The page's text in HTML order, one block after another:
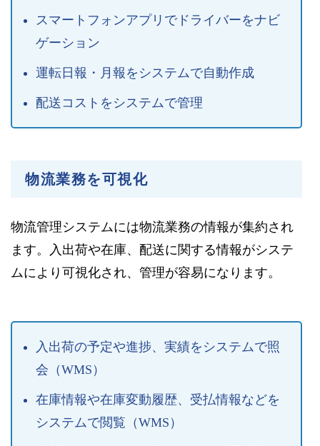
スマートフォンアプリでドライバーをナビ
ゲーション
運転日報・月報をシステムで自動作成
配送コストをシステムで管理
物流業務を可視化
物流管理システムには物流業務の情報が集約され
ます。入出荷や在庫、配送に関する情報がシステ
ムにより可視化され、管理が容易になります。
入出荷の予定や進捗、実績をシステムで照
会（WMS）
在庫情報や在庫変動履歴、受払情報などを
システムで閲覧（WMS）